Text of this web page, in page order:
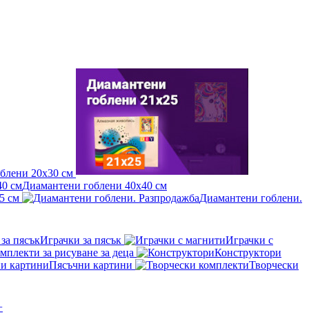
20x30 см
Диамантени гоблени 40x40 см
см
Диамантени гоблени.
Играчки за пясък
Играчки с
за рисуване за деца
Конструктори
Пясъчни картини
Творчески